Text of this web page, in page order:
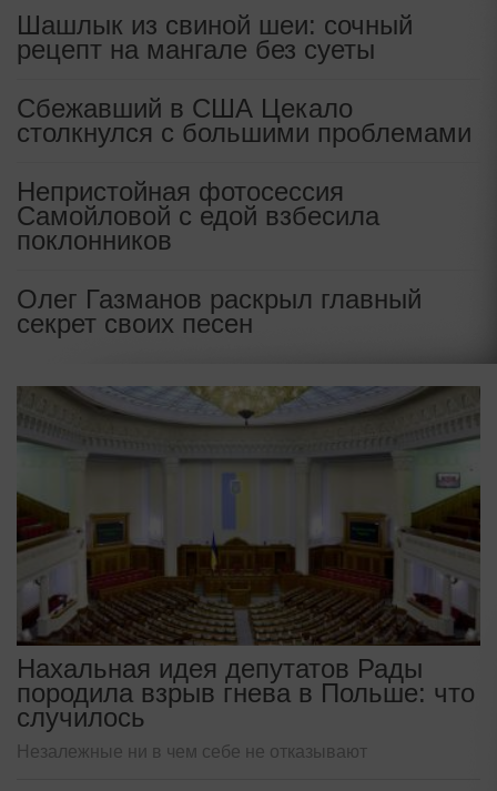
Шашлык из свиной шеи: сочный
рецепт на мангале без суеты
Сбежавший в США Цекало
столкнулся с большими проблемами
Непристойная фотосессия
Самойловой с едой взбесила
поклонников
Олег Газманов раскрыл главный
секрет своих песен
Нахальная идея депутатов Рады
породила взрыв гнева в Польше: что
случилось
Незалежные ни в чем себе не отказывают